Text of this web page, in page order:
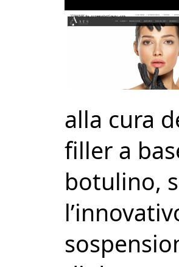
alla cura
filler a
botulino,